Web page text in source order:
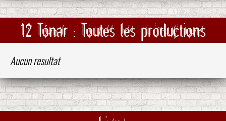
12 Tónar : Toutes les productions
Aucun resultat